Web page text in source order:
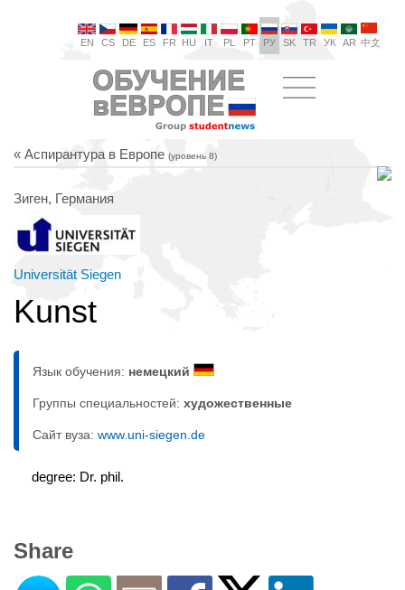
EN CS DE ES FR HU IT PL PT РУ SK TR УК AR 中文
« Аспирантура в Европе (уровень 8)
Зиген, Германия
Universität Siegen
Kunst
Язык обучения: немецкий
Группы специальностей: художественные
Сайт вуза: www.uni-siegen.de
degree: Dr. phil.
Share